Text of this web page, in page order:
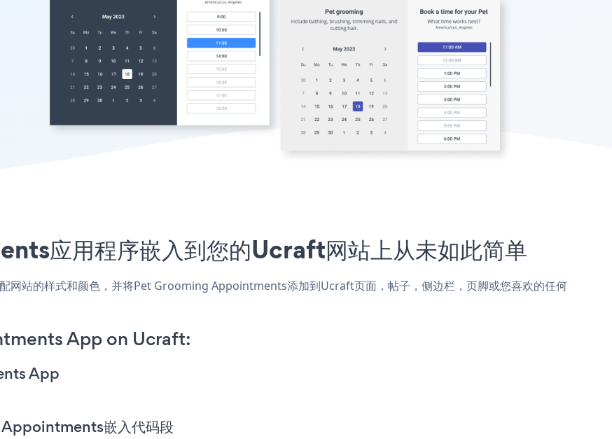
应用程序嵌入到您的Ucraft网站上从未如此简单
站的样式和颜色，并将Pet Grooming Appointments添加到Ucraft页面，帖子，侧边栏，页脚或您喜欢的任何
App on Ucraft:
App
嵌入代码段